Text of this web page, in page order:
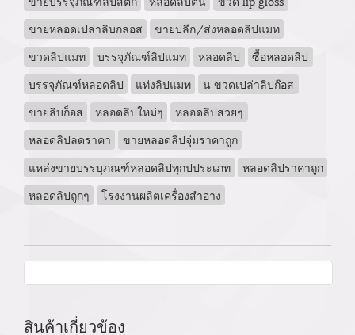
ขายหลอดเปล่าลิบกลอส
ขายปลีก/ส่งหลอดลิปแมท
ขวดลิปแมท
บรรจุภัณฑ์ลิปแมท หลอดลิป
ซื้อหลอดลิป
บรรจุภัณฑ์หลอดลิป
แท่งลิปแมท
น ขวดเปล่าลิปก๊อส
ขายลิบก็อส
หลอดลิปใหม่ๆ
หลอดลิปสวยๆ
หลอดลิปลดราคา
ขายหลอดลิปจุ่มราคาถูก
แหล่งขายบรรบุภณฑ์หลอดลิปทุกปประเภท
หลอดลิปราคาถูก
หลอดลิปถูกๆ
โรงงานผลิตเครื่องสำอาง
สินค้าเกี่ยวข้อง